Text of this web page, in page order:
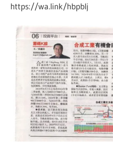
https://wa.link/hbpblj